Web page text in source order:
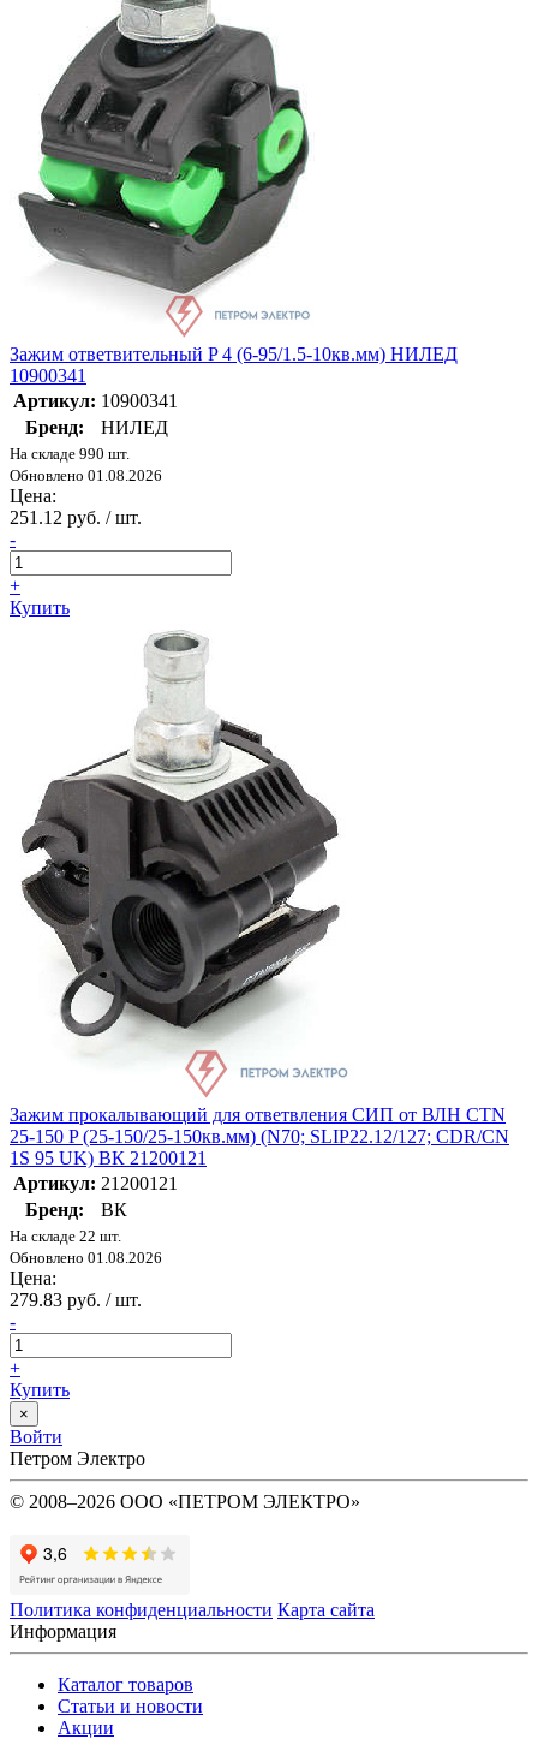
Зажим ответвительный P 4 (6-95/1.5-10кв.мм) НИЛЕД
10900341
Артикул: 10900341
Бренд:
НИЛЕД
На складе 990 шт.
Обновлено 01.08.2026
Цена:
251.12 руб. / шт.
-
+
Купить
Зажим прокалывающий для ответвления СИП от ВЛН CTN
25-150 P (25-150/25-150кв.мм) (N70; SLIP22.12/127; CDR/CN
1S 95 UK) ВК 21200121
Артикул: 21200121
Бренд:
ВК
На складе 22 шт.
Обновлено 01.08.2026
Цена:
279.83 руб. / шт.
-
+
Купить
×
Войти
Петром Электро
© 2008–2026 ООО «ПЕТРОМ ЭЛЕКТРО»
Политика конфиденциальности Карта сайта
Информация
Каталог товаров
Статьи и новости
Акции